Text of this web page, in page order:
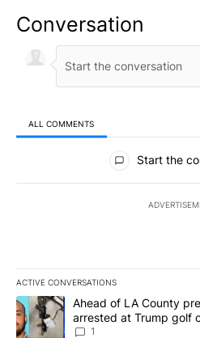
Conversation
ALL COMMENTS
All Comments
Start the
ACTIVE CONVERSATIONS
The following is a list of the most
A trending article titled "Ahead of
Ahead of LA County
arrested at Trump golf
1